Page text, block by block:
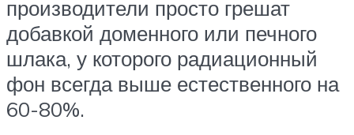
производители просто грешат
добавкой доменного или печного
шлака, у которого радиационный
фон всегда выше естественного на
60-80%.